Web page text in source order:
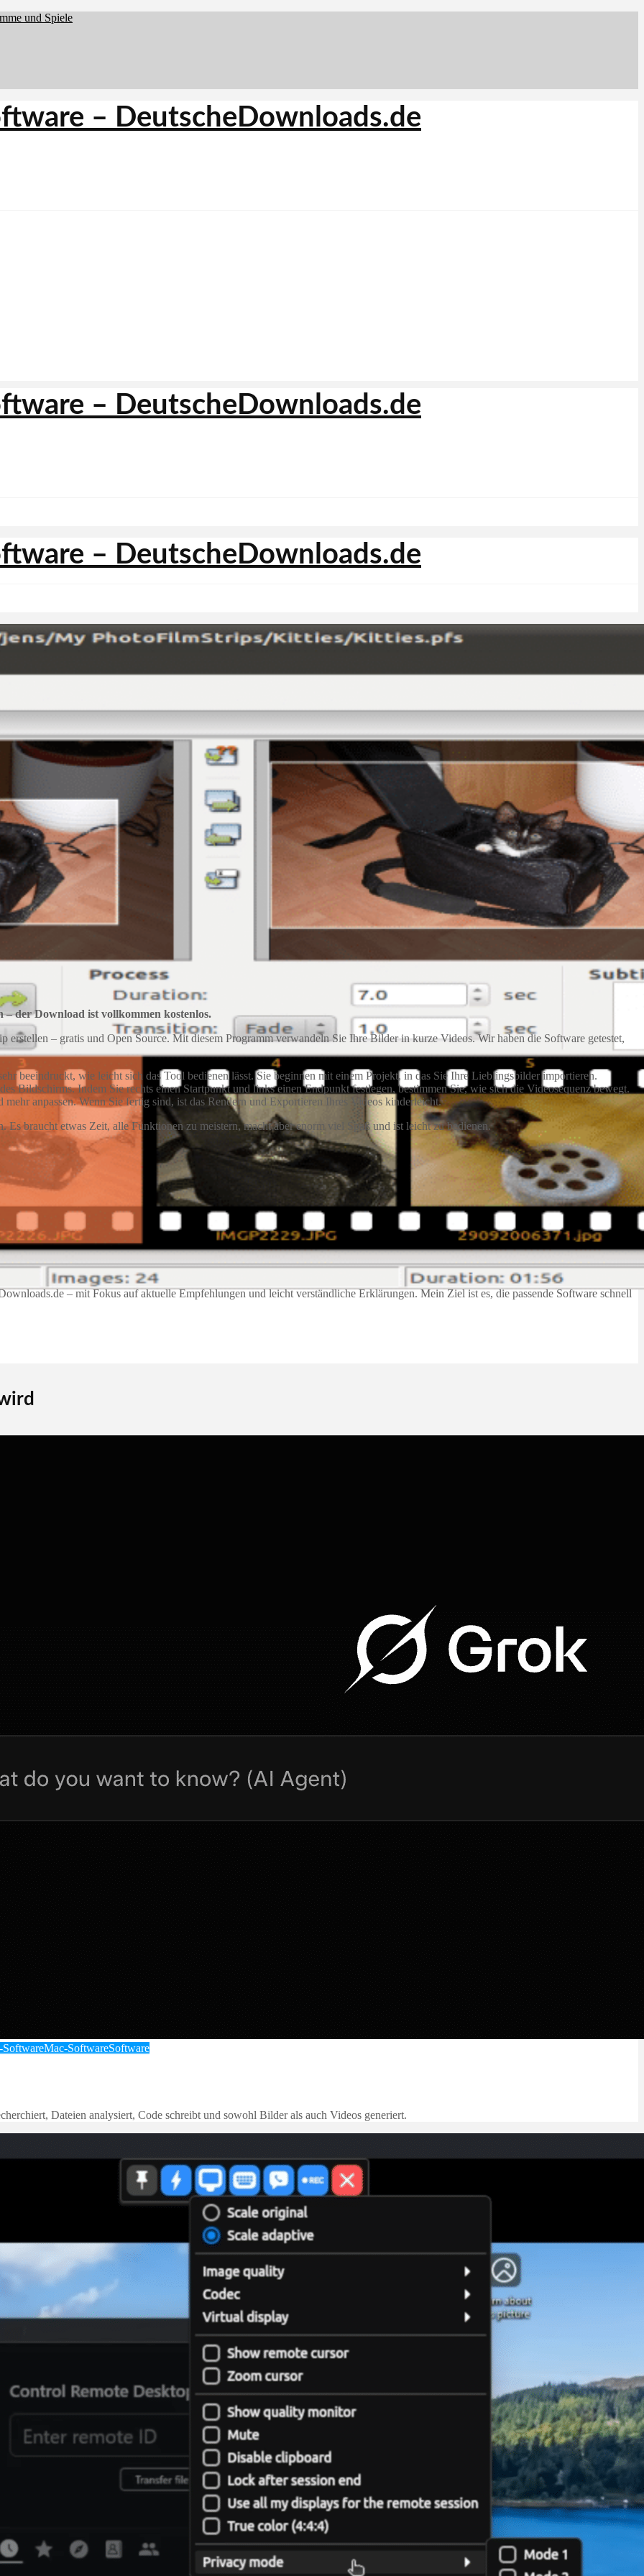
und Spiele
der Download ist vollkommen kostenlos.
erstellen – gratis und Open Source. Mit diesem Programm verwandeln Sie Ihre Bilder in kurze Videos. Wir haben die Software getestet,
beeindruckt, wie leicht sich das Tool bedienen lässt. Sie beginnen mit einem Projekt, in das Sie Ihre Lieblingsbilder importieren.
Bildschirms. Indem Sie rechts einen Startpunkt und links einen Endpunkt festlegen, bestimmen Sie, wie sich die Videosequenz bewegt.
anpassen. Wenn Sie fertig sind, ist das Rendern und Exportieren Ihres Videos kinderleicht.
braucht etwas Zeit, alle Funktionen zu meistern, macht aber enorm viel Spaß und ist leicht zu bedienen.
– mit Fokus auf aktuelle Empfehlungen und leicht verständliche Erklärungen. Mein Ziel ist es, die passende Software schnell
Mac-SoftwareSoftware
Dateien analysiert, Code schreibt und sowohl Bilder als auch Videos generiert.